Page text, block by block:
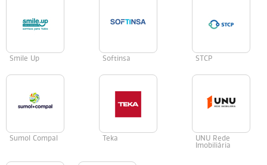
Smile Up Softinsa STCP
Sumol Compal Teka
UNU Rede
Imobiliária